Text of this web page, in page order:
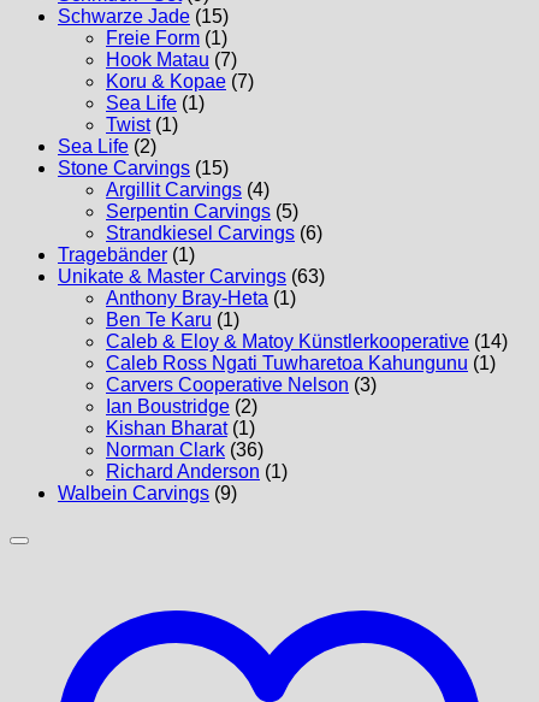
Schwarze Jade (15)
Freie Form (1)
Hook Matau (7)
Koru & Kopae (7)
Sea Life (1)
Twist (1)
Sea Life (2)
Stone Carvings (15)
Argillit Carvings (4)
Serpentin Carvings (5)
Strandkiesel Carvings (6)
Tragebänder (1)
Unikate & Master Carvings (63)
Anthony Bray-Heta (1)
Ben Te Karu (1)
Caleb & Eloy & Matoy Künstlerkooperative (14)
Caleb Ross Ngati Tuwharetoa Kahungunu (1)
Carvers Cooperative Nelson (3)
Ian Boustridge (2)
Kishan Bharat (1)
Norman Clark (36)
Richard Anderson (1)
Walbein Carvings (9)